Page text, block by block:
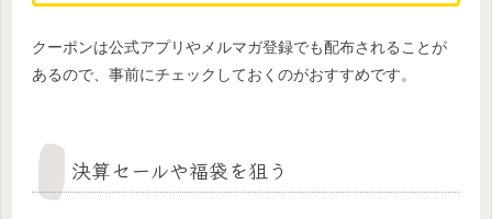
クーポンは公式アプリやメルマガ登録でも配布されることが
あるので、事前にチェックしておくのがおすすめです。
決算セールや福袋を狙う